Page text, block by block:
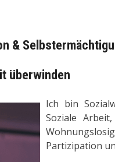
&
überwinden
Ich bin
Soziale
Partizipation